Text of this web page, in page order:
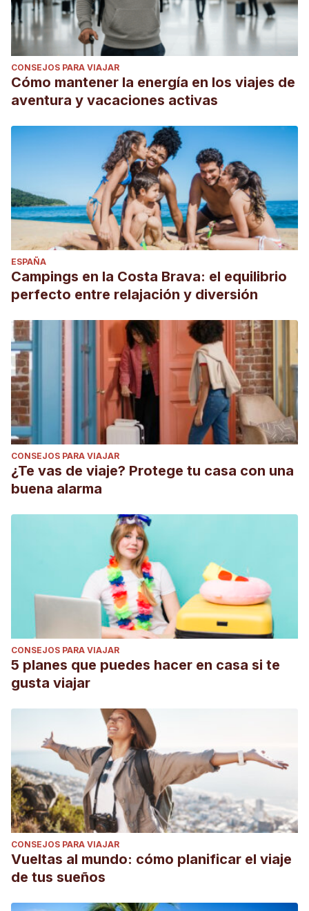
CONSEJOS PARA VIAJAR
Cómo mantener la energía en los viajes de
aventura y vacaciones activas
ESPAÑA
Campings en la Costa Brava: el equilibrio
perfecto entre relajación y diversión
CONSEJOS PARA VIAJAR
¿Te vas de viaje? Protege tu casa con una
buena alarma
CONSEJOS PARA VIAJAR
5 planes que puedes hacer en casa si te
gusta viajar
CONSEJOS PARA VIAJAR
Vueltas al mundo: cómo planificar el viaje
de tus sueños